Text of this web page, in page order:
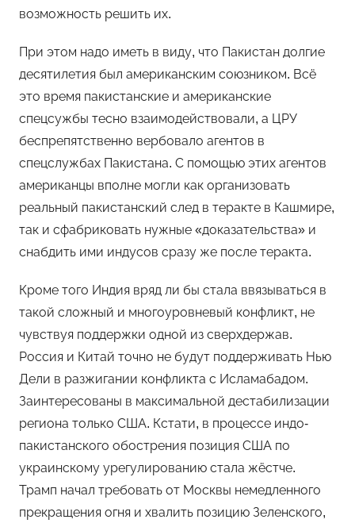
возможность решить их.
При этом надо иметь в виду, что Пакистан долгие
десятилетия был американским союзником. Всё
это время пакистанские и американские
спецсужбы тесно взаимодействовали, а ЦРУ
беспрепятственно вербовало агентов в
спецслужбах Пакистана. С помощью этих агентов
американцы вполне могли как организовать
реальный пакистанский след в теракте в Кашмире,
так и сфабриковать нужные «доказательства» и
снабдить ими индусов сразу же после теракта.
Кроме того Индия вряд ли бы стала ввязываться в
такой сложный и многоуровневый конфликт, не
чувствуя поддержки одной из сверхдержав.
Россия и Китай точно не будут поддерживать Нью
Дели в разжигании конфликта с Исламабадом.
Заинтересованы в максимальной дестабилизации
региона только США. Кстати, в процессе индо-
пакистанского обострения позиция США по
украинскому урегулированию стала жёстче.
Трамп начал требовать от Москвы немедленного
прекращения огня и хвалить позицию Зеленского,